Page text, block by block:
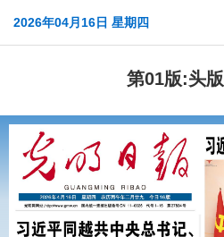
2026年04月16日 星期四
第01版:头版